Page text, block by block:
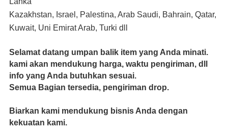
Kazakhstan, Israel, Palestina, Arab Saudi, Bahrain, Qatar,
Kuwait, Uni Emirat Arab, Turki dll
Selamat datang umpan balik item yang Anda minati.
kami akan mendukung harga, waktu pengiriman, dll
info yang Anda butuhkan sesuai.
Semua Bagian tersedia, pengiriman drop.
Biarkan kami mendukung bisnis Anda dengan
kekuatan kami.